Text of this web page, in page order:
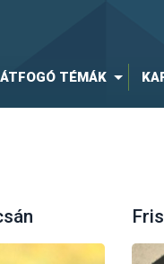
ÁTFOGÓ TÉMÁK